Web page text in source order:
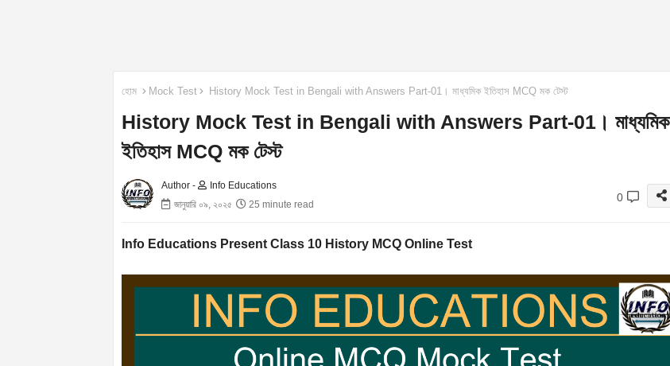
হোম Mock Test History Mock Test in Bengali with Answers Part-01। মাধ্যমিক ইতিহাস MCQ মক টেস্ট
History Mock Test in Bengali with Answers Part-01। মাধ্যমিক
ইতিহাস MCQ মক টেস্ট
Author -
Info Educations
জানুয়ারি ০৯, ২০২৫
25 minute read
0
Info Educations Present Class 10 History MCQ Online Test